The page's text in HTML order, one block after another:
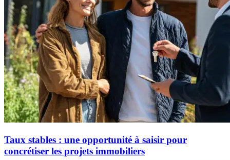
Taux stables : une opportunité à saisir pour
concrétiser les projets immobiliers